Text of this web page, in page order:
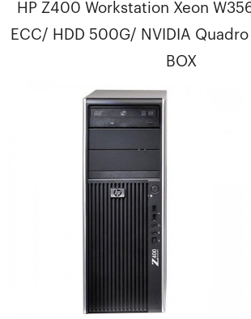
HP Z400 Workstation Xeon
ECC/ HDD 500G/ NVIDIA
BOX